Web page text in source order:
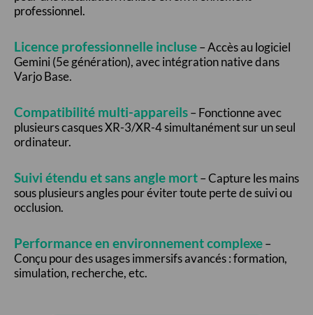
professionnel.
Licence professionnelle incluse– Accès au logiciel
Gemini (5e génération), avec intégration native dans
Varjo Base.
Compatibilité multi-appareils– Fonctionne avec
plusieurs casques XR-3/XR-4 simultanément sur un seul
ordinateur.
Suivi étendu et sans angle mort– Capture les mains
sous plusieurs angles pour éviter toute perte de suivi ou
occlusion.
Performance en environnement complexe–
Conçu pour des usages immersifs avancés : formation,
simulation, recherche, etc.